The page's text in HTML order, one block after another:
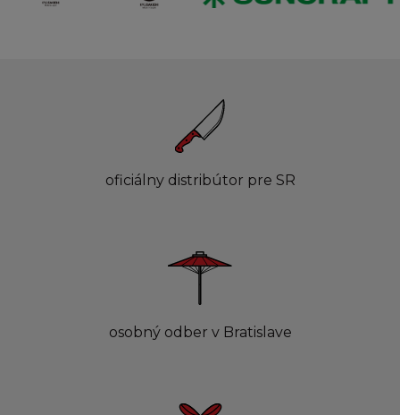
oficiálny distribútor pre SR
osobný odber v Bratislave